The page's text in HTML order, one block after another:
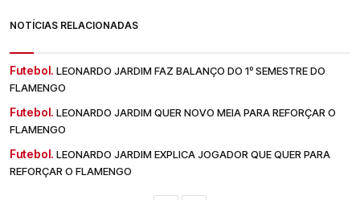
NOTÍCIAS RELACIONADAS
Futebol. LEONARDO JARDIM FAZ BALANÇO DO 1º SEMESTRE DO
FLAMENGO
Futebol. LEONARDO JARDIM QUER NOVO MEIA PARA REFORÇAR O
FLAMENGO
Futebol. LEONARDO JARDIM EXPLICA JOGADOR QUE QUER PARA
REFORÇAR O FLAMENGO